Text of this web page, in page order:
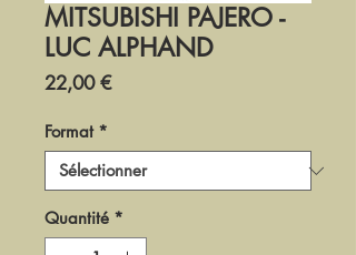
MITSUBISHI PAJERO -
LUC ALPHAND
22,00 €Prix
Format *
Quantité *